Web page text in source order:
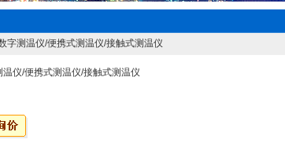
字测温仪/便携式测温仪/接触式测温仪
仪/便携式测温仪/接触式测温仪